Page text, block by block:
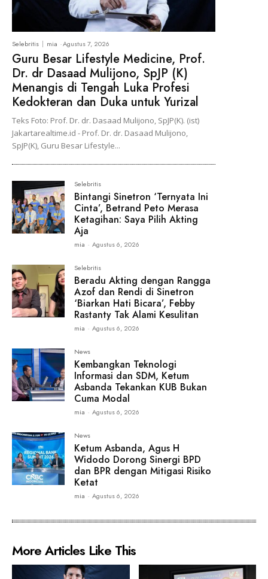
Selebritis mia -Agustus 7, 2026
Guru Besar Lifestyle Medicine, Prof.
Dr. dr Dasaad Mulijono, SpJP (K)
Menangis di Tengah Luka Profesi
Kedokteran dan Duka untuk Yurizal
Teks Foto: Prof. Dr. dr. Dasaad Mulijono, SpJP(K). (ist)
Jakartarealtime.id - Prof. Dr. dr. Dasaad Mulijono,
SpJP(K), Guru Besar Lifestyle...
Selebritis
Bintangi Sinetron ‘Ternyata Ini
Cinta’, Betrand Peto Merasa
Ketagihan: Saya Pilih Akting
Aja
mia - Agustus 6, 2026
Selebritis
Beradu Akting dengan Rangga
Azof dan Rendi di Sinetron
‘Biarkan Hati Bicara’, Febby
Rastanty Tak Alami Kesulitan
mia - Agustus 6, 2026
News
Kembangkan Teknologi
Informasi dan SDM, Ketum
Asbanda Tekankan KUB Bukan
Cuma Modal
mia - Agustus 6, 2026
News
Ketum Asbanda, Agus H
Widodo Dorong Sinergi BPD
dan BPR dengan Mitigasi Risiko
Ketat
mia - Agustus 6, 2026
More Articles Like This